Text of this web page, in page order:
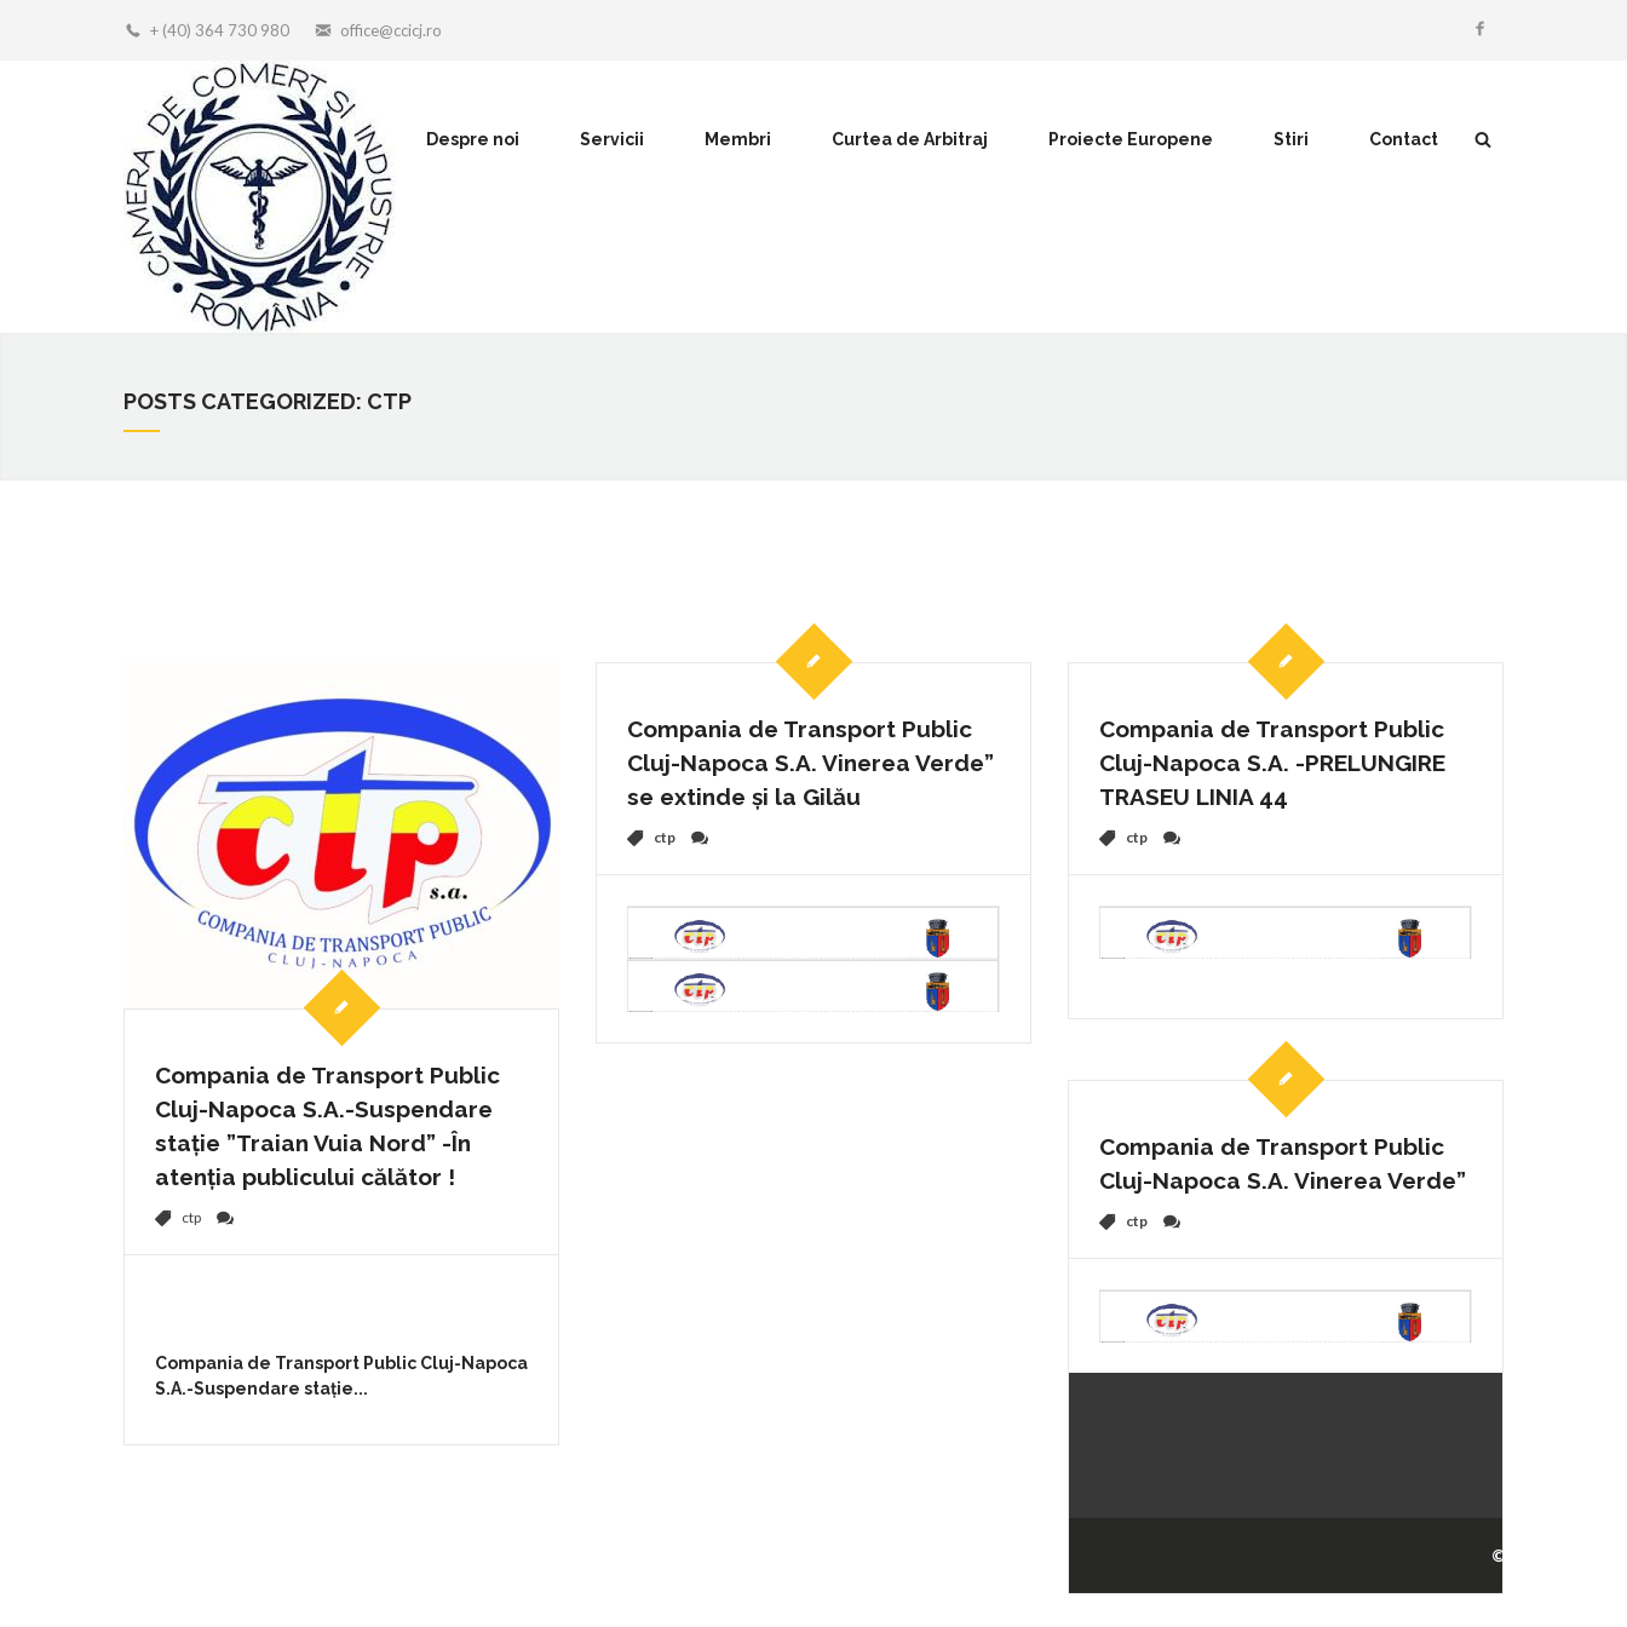
+ (40) 364 730 980 office@ccicj.ro
Despre noi Servicii Membri Curtea de Arbitraj Proiecte Europene Stiri Contact
POSTS CATEGORIZED: CTP
Compania de Transport Public
Cluj-Napoca S.A.-Suspendare
stație ”Traian Vuia Nord” -În
atenția publicului călător !
ctp
Compania de Transport Public Cluj-Napoca
S.A.-Suspendare stație...
Compania de Transport Public
Cluj-Napoca S.A. Vinerea Verde”
se extinde și la Gilău
ctp
Compania de Transport Public
Cluj-Napoca S.A. -PRELUNGIRE
TRASEU LINIA 44
ctp
Compania de Transport Public
Cluj-Napoca S.A. Vinerea Verde”
ctp
© 2026